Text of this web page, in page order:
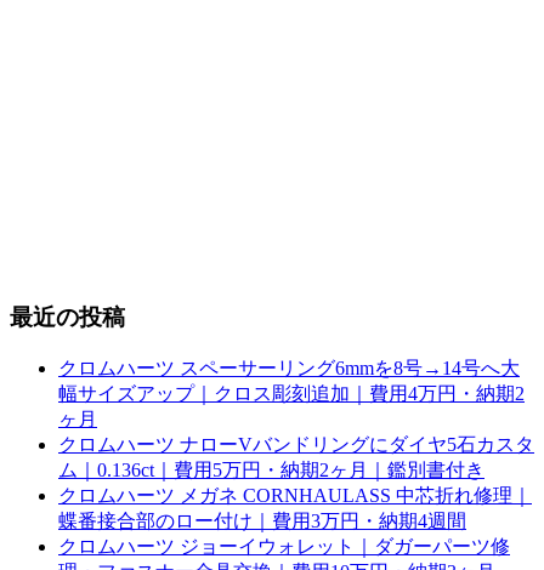
最近の投稿
クロムハーツ スペーサーリング6mmを8号→14号へ大
幅サイズアップ｜クロス彫刻追加｜費用4万円・納期2
ヶ月
クロムハーツ ナローVバンドリングにダイヤ5石カスタ
ム｜0.136ct｜費用5万円・納期2ヶ月｜鑑別書付き
クロムハーツ メガネ CORNHAULASS 中芯折れ修理｜
蝶番接合部のロー付け｜費用3万円・納期4週間
クロムハーツ ジョーイウォレット｜ダガーパーツ修